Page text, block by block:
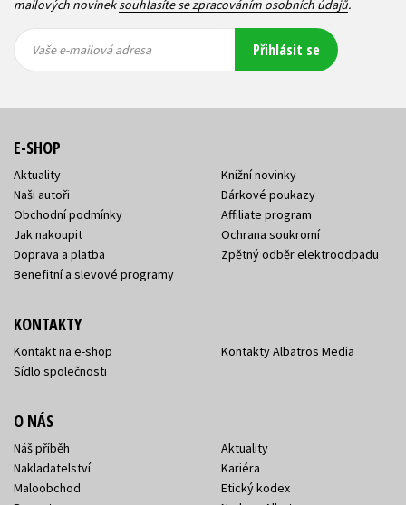
mailových novineksouhlasíte se zpracováním osobních údajů.
mailová
mailová
Vaše e-mailová adresa Přihlásit se
E-SHOP
Aktuality
Naši autoři
Obchodní podmínky
Jak nakoupit
Doprava a platba
Benefitní a slevové programy
Knižní novinky
Dárkové poukazy
Affiliate program
Ochrana soukromí
Zpětný odběr elektroodpadu
KONTAKTY
Kontakt na e-shop
Sídlo společnosti
Kontakty Albatros Media
O NÁS
Náš příběh
Nakladatelství
Maloobchod
Aktuality
Kariéra
Etický kodex